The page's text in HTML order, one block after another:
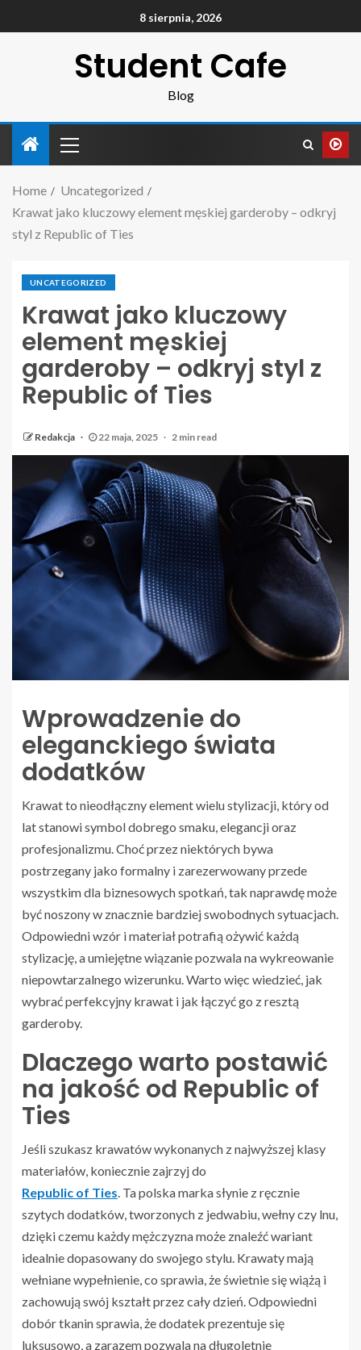
8 sierpnia, 2026
Student Cafe
Blog
Home
Uncategorized
Krawat jako kluczowy element męskiej garderoby – odkryj
styl z Republic of Ties
UNCATEGORIZED
Krawat jako kluczowy
element męskiej
garderoby – odkryj styl z
Republic of Ties
Redakcja 22 maja, 2025 2 min read
Wprowadzenie do
eleganckiego świata
dodatków
Krawat to nieodłączny element wielu stylizacji, który od
lat stanowi symbol dobrego smaku, elegancji oraz
profesjonalizmu. Choć przez niektórych bywa
postrzegany jako formalny i zarezerwowany przede
wszystkim dla biznesowych spotkań, tak naprawdę może
być noszony w znacznie bardziej swobodnych sytuacjach.
Odpowiedni wzór i materiał potrafią ożywić każdą
stylizację, a umiejętne wiązanie pozwala na wykreowanie
niepowtarzalnego wizerunku. Warto więc wiedzieć, jak
wybrać perfekcyjny krawat i jak łączyć go z resztą
garderoby.
Dlaczego warto postawić
na jakość od Republic of
Ties
Jeśli szukasz krawatów wykonanych z najwyższej klasy
materiałów, koniecznie zajrzyj do
Republic of Ties . Ta polska marka słynie z ręcznie
szytych dodatków, tworzonych z jedwabiu, wełny czy lnu,
dzięki czemu każdy mężczyzna może znaleźć wariant
idealnie dopasowany do swojego stylu. Krawaty mają
wełniane wypełnienie, co sprawia, że świetnie się wiążą i
zachowują swój kształt przez cały dzień. Odpowiedni
dobór tkanin sprawia, że dodatek prezentuje się
luksusowo, a zarazem pozwala na długoletnie